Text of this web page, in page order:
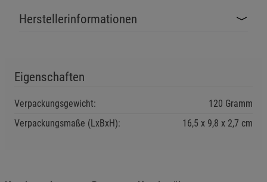
Vor extremen Temperaturen und direkter
Nur mit dem mitgelieferten oder zugelassenen
Sicherheitshinweise:
Herstellerinformationen
Eigenschaften
Verpackungsgewicht:
120 Gramm
Verpackungsmaße (LxBxH):
16,5 9,8 2,7 cm